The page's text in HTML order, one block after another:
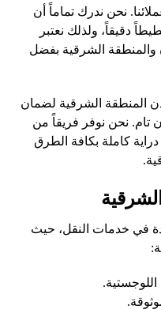
نحن ندرك تماماً أن
دقيقاً، ولذلك نعتبر
والمنطقة الشرقية بفضل
المنطقة الشرقية لضمان
تام. نحن نوفر فريقاً من
كاملة بكافة الطرق
في خدمات النقل، حيث